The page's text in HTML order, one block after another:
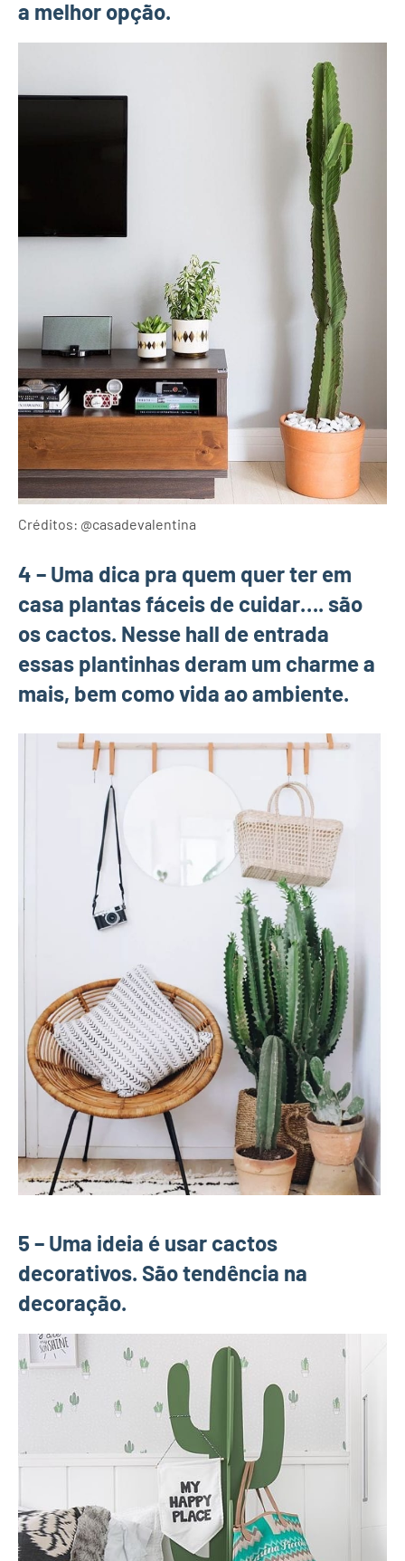
a melhor opção.
Créditos: @casadevalentina
4 – Uma dica pra quem quer ter em
casa plantas fáceis de cuidar…. são
os cactos. Nesse hall de entrada
essas plantinhas deram um charme a
mais, bem como vida ao ambiente.
5 – Uma ideia é usar cactos
decorativos. São tendência na
decoração.